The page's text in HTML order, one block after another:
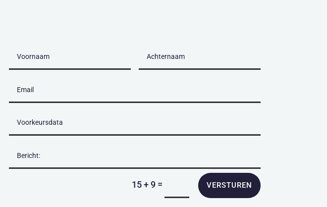
15 + 9= VERSTUREN